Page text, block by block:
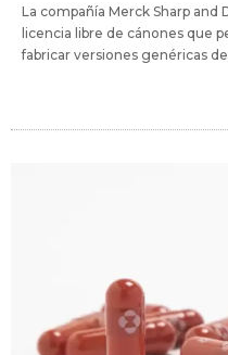
La compañía Merck Sharp and
licencia libre de cánones que
fabricar versiones genéricas